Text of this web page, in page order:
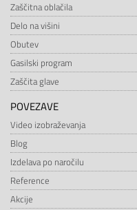
Zaščitna oblačila
Delo na višini
Obutev
Gasilski program
Zaščita glave
POVEZAVE
Video izobraževanja
Blog
Izdelava po naročilu
Reference
Akcije